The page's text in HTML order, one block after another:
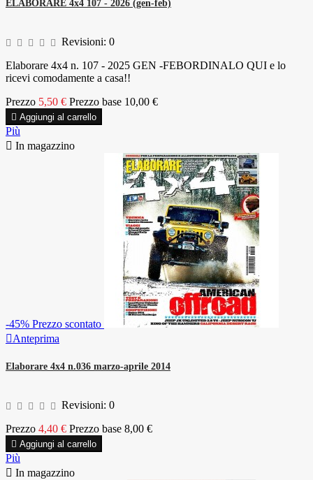
ELABORARE 4x4 107 - 2026 (gen-feb)
Revisioni: 0
Elaborare 4x4 n. 107 - 2025 GEN -FEBORDINALO QUI e lo
ricevi comodamente a casa!!
Prezzo 5,50 € Prezzo base 10,00 €
 Aggiungi al carrello
Più
 In magazzino
-45% Prezzo scontato
Anteprima
Elaborare 4x4 n.036 marzo-aprile 2014
Revisioni: 0
Prezzo 4,40 € Prezzo base 8,00 €
 Aggiungi al carrello
Più
 In magazzino